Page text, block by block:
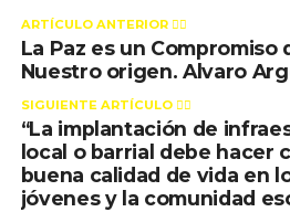
ARTÍCULO ANTERIOR 👉🏻
La Paz es un Compromiso
Nuestro origen. Alvaro
SIGUIENTE ARTÍCULO 👈🏻
“La implantación de
local o barrial debe hacer
buena calidad de vida en
jóvenes y la comunidad